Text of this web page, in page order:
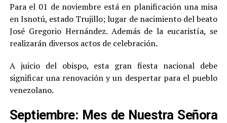
Para el 01 de noviembre está en planificación una misa
en Isnotú, estado Trujillo; lugar de nacimiento del beato
José Gregorio Hernández. Además de la eucaristía, se
realizarán diversos actos de celebración.
A juicio del obispo, esta gran fiesta nacional debe
significar una renovación y un despertar para el pueblo
venezolano.
Septiembre: Mes de Nuestra Señora